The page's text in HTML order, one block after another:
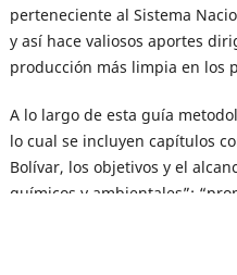
perteneciente al Sistema
y así hace valiosos aportes
producción más limpia en los
A lo largo de esta guía
lo cual se incluyen capítulos
Bolívar, los objetivos y el
químicos y ambientales”;